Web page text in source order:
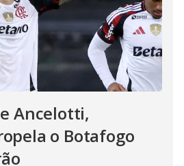
Ancelotti,
o Botafogo